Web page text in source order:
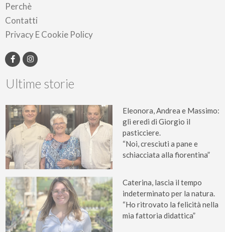
Perchè
Contatti
Privacy E Cookie Policy
Ultime storie
Eleonora, Andrea e Massimo:
gli eredi di Giorgio il
pasticciere.
“Noi, cresciuti a pane e
schiacciata alla fiorentina”
Caterina, lascia il tempo
indeterminato per la natura.
“Ho ritrovato la felicità nella
mia fattoria didattica”